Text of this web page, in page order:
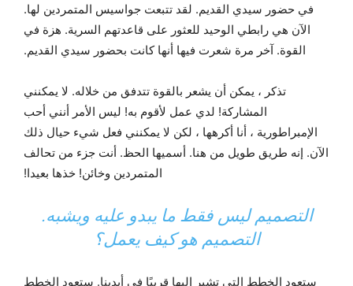
في حضور سيدي القديم. لقد تتبعت جواسيس المتمردين لها.
الآن هي رابطي الوحيد للعثور على قاعدتهم السرية. هزة في
القوة. آخر مرة شعرت فيها أنها كانت بحضور سيدي القديم.
تذكر ، يمكن أن يشعر بالقوة تتدفق من خلاله. لا يمكنني
المشاركة! لدي عمل لأقوم به! ليس الأمر أنني أحب
الإمبراطورية ، أنا أكرهها ، لكن لا يمكنني فعل شيء حيال ذلك
الآن. إنه طريق طويل من هنا. أسميها الحظ. أنت جزء من تحالف
المتمردين وخائن! خذها بعيدا!
التصميم ليس فقط ما يبدو عليه ويشبه.
التصميم هو كيف يعمل؟
ستعود الخطط التي تشير إليها قريبًا في أيدينا. ستعود الخطط